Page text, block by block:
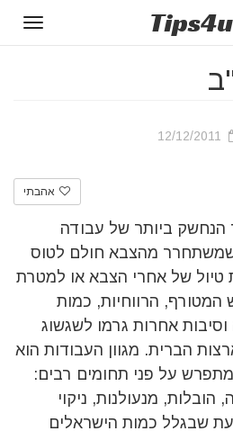
Tips4u
אהבתי
הנחשק ביותר של עבודה
מהצבא חולם לטוס
של אחרי הצבא או למטרת
המטורף, הרווחיות, כמות
אחרות גרמו לשגשוג
הברית. מגוון העבודות הוא
על פני תחומים רבים:
מנעולנות, ניקוי
שבגלל כמות הישראלים